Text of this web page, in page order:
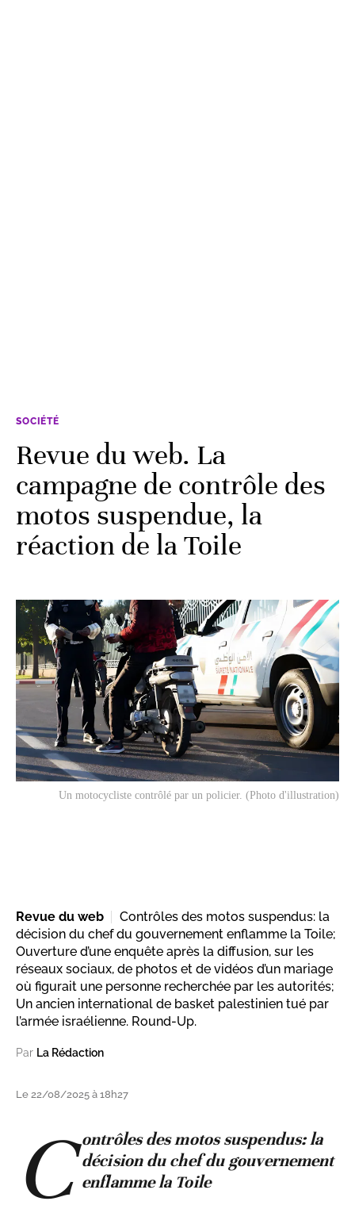
SOCIÉTÉ
Revue du web. La
campagne de contrôle des
motos suspendue, la
réaction de la Toile
Un motocycliste contrôlé par un policier. (Photo d'illustration)
Revue du web
Contrôles des motos suspendus: la
décision du chef du gouvernement enflamme la Toile;
Ouverture d’une enquête après la diffusion, sur les
réseaux sociaux, de photos et de vidéos d’un mariage
où figurait une personne recherchée par les autorités;
Un ancien international de basket palestinien tué par
l’armée israélienne. Round-Up.
Par La Rédaction
Le 22/08/2025 à 18h27
C ontrôles des motos suspendus: la
décision du chef du gouvernement
enflamme la Toile